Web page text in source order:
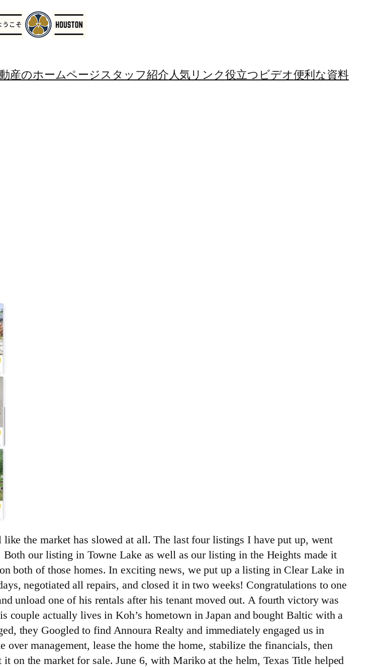
産のホームページスタッフ紹介人気リンク役立つビデオ便利な資料
the market has slowed at all. The last four listings I have put up, went
our listing in Towne Lake as well as our listing in the Heights made it
both of those homes. In exciting news, we put up a listing in Clear Lake in
negotiated all repairs, and closed it in two weeks! Congratulations to one
unload one of his rentals after his tenant moved out. A fourth victory was
actually lives in Koh’s hometown in Japan and bought Baltic with a
they Googled to find Annoura Realty and immediately engaged us in
management, lease the home the home, stabilize the financials, then
on the market for sale. June 6, with Mariko at the helm, Texas Title helped